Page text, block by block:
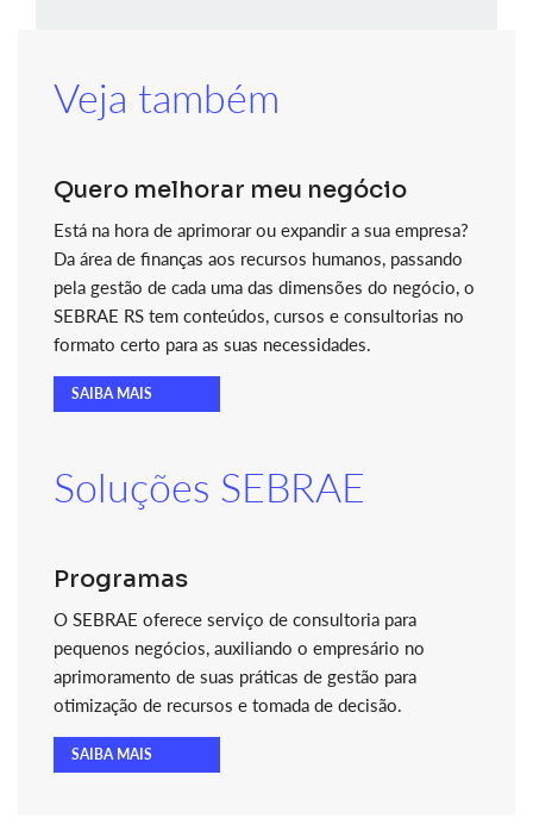
Veja também
Quero melhorar meu negócio
Está na hora de aprimorar ou expandir a sua empresa?
Da área de finanças aos recursos humanos, passando
pela gestão de cada uma das dimensões do negócio, o
SEBRAE RS tem conteúdos, cursos e consultorias no
formato certo para as suas necessidades.
SAIBA MAIS
Soluções SEBRAE
Programas
O SEBRAE oferece serviço de consultoria para
pequenos negócios, auxiliando o empresário no
aprimoramento de suas práticas de gestão para
otimização de recursos e tomada de decisão.
SAIBA MAIS